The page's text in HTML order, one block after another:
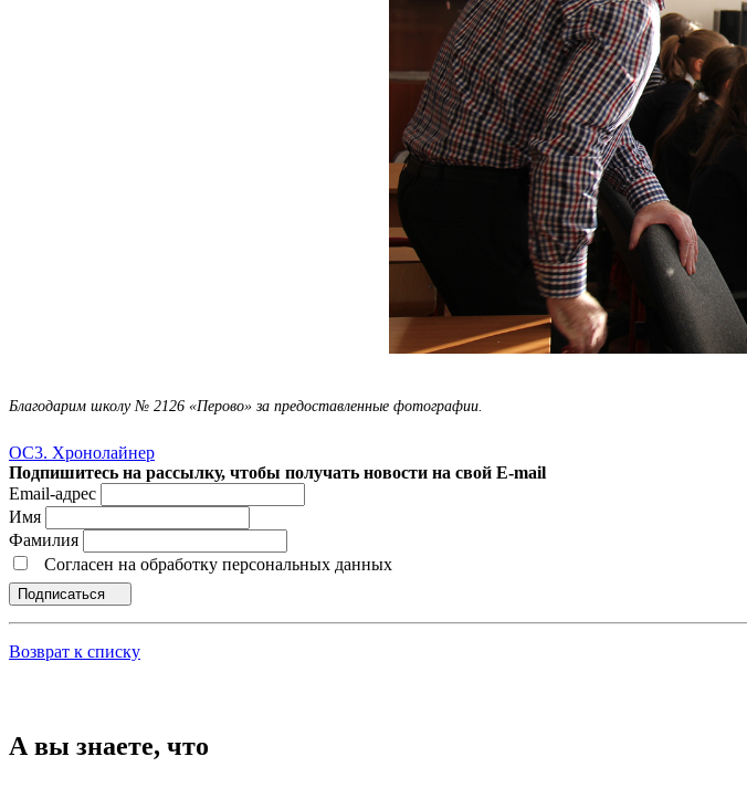
Благодарим школу № 2126 «Перово» за предоставленные фотографии.
ОС3. Хронолайнер
Подпишитесь на рассылку, чтобы получать новости на свой E-mail
Email-адрес
Имя
Фамилия
Согласен на обработку персональных данных
Подписаться
Возврат к списку
А вы знаете, что